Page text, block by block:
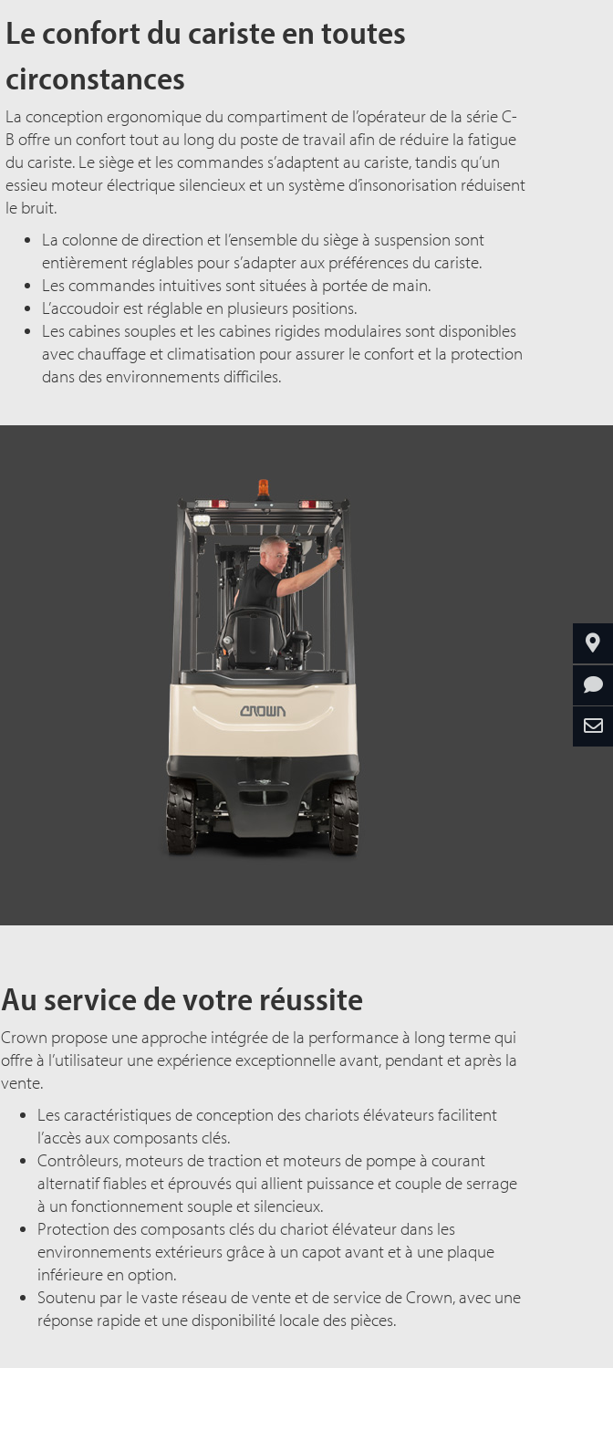
Le confort du cariste en toutes
circonstances
La conception ergonomique du compartiment de l’opérateur de la série C-
B offre un confort tout au long du poste de travail afin de réduire la fatigue
du cariste. Le siège et les commandes s’adaptent au cariste, tandis qu’un
essieu moteur électrique silencieux et un système d’insonorisation réduisent
le bruit.
La colonne de direction et l’ensemble du siège à suspension sont
entièrement réglables pour s’adapter aux préférences du cariste.
Les commandes intuitives sont situées à portée de main.
L’accoudoir est réglable en plusieurs positions.
Les cabines souples et les cabines rigides modulaires sont disponibles
avec chauffage et climatisation pour assurer le confort et la protection
dans des environnements difficiles.
Au service de votre réussite
Crown propose une approche intégrée de la performance à long terme qui
offre à l’utilisateur une expérience exceptionnelle avant, pendant et après la
vente.
Les caractéristiques de conception des chariots élévateurs facilitent
l’accès aux composants clés.
Contrôleurs, moteurs de traction et moteurs de pompe à courant
alternatif fiables et éprouvés qui allient puissance et couple de serrage
à un fonctionnement souple et silencieux.
Protection des composants clés du chariot élévateur dans les
environnements extérieurs grâce à un capot avant et à une plaque
inférieure en option.
Soutenu par le vaste réseau de vente et de service de Crown, avec une
réponse rapide et une disponibilité locale des pièces.